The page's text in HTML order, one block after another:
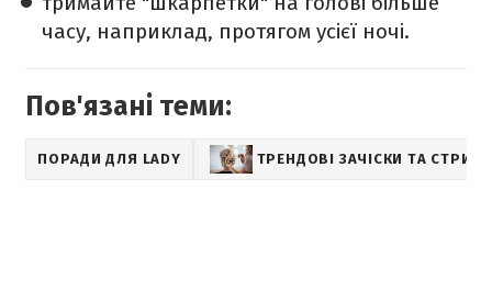
часу, наприклад, протягом усієї ночі.
Пов'язані теми:
ПОРАДИ ДЛЯ LADY ТРЕНДОВІ ЗАЧІСКИ ТА